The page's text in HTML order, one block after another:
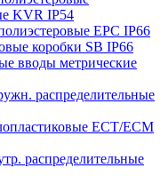
KVR IP54
EPC IP66
коробки SB IP66
вводы метрические
распределительные
ECT/ECM
распределительные